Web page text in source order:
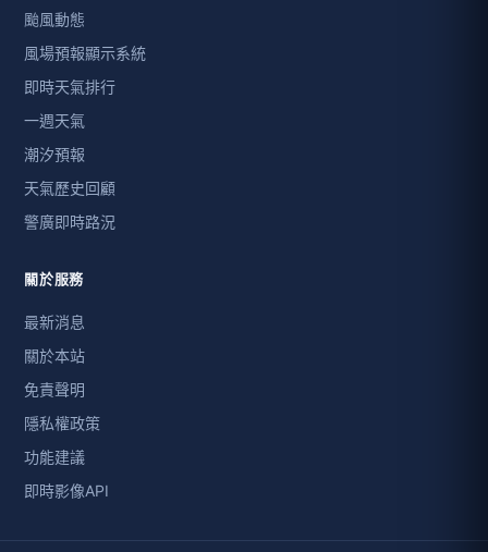
颱風動態
風場預報顯示系統
即時天氣排行
一週天氣
潮汐預報
天氣歷史回顧
警廣即時路況
關於服務
最新消息
關於本站
免責聲明
隱私權政策
功能建議
即時影像API